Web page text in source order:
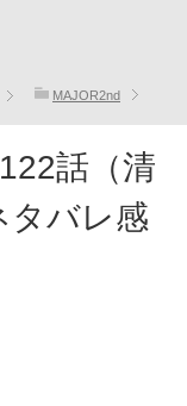
MAJOR2nd
話（清
タバレ感